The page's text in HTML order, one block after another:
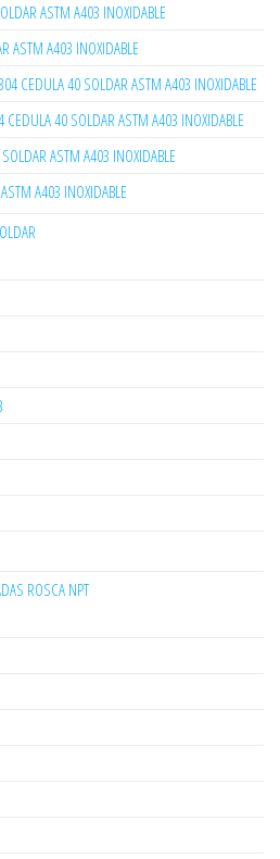
ASTM A403 INOXIDABLE
ASTM A403 INOXIDABLE
CEDULA 40 SOLDAR ASTM A403 INOXIDABLE
40 SOLDAR ASTM A403 INOXIDABLE
ASTM A403 INOXIDABLE
A403 INOXIDABLE
ROSCA NPT